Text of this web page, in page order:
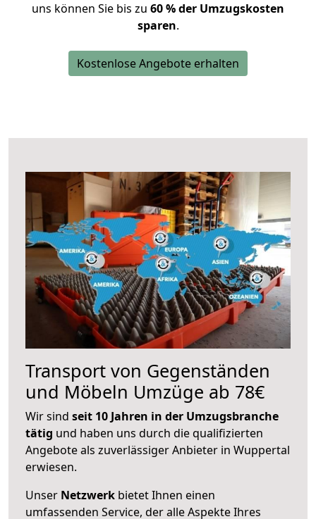
uns können Sie bis zu 60 % der Umzugskosten
sparen.
Kostenlose Angebote erhalten
Transport von Gegenständen
und Möbeln Umzüge ab 78€
Wir sind seit 10 Jahren in der Umzugsbranche
tätig und haben uns durch die qualifizierten
Angebote als zuverlässiger Anbieter in Wuppertal
erwiesen.
Unser Netzwerk bietet Ihnen einen
umfassenden Service, der alle Aspekte Ihres